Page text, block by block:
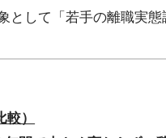
して「若手の離職実態
）